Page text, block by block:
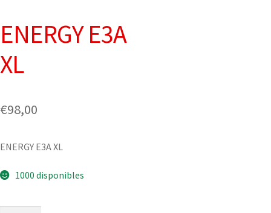
ENERGY E3A
XL
€98,00
ENERGY E3A XL
1000 disponibles